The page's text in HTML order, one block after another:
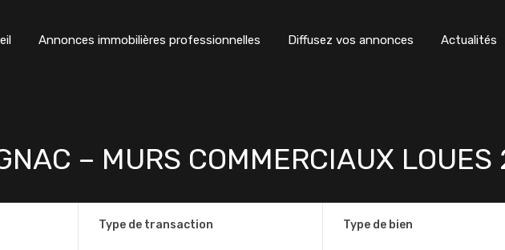
Annonces immobilières professionnelles Diffusez vos annonces Actualités
– MURS COMMERCIAUX LOUES
Type de transaction Type de bien